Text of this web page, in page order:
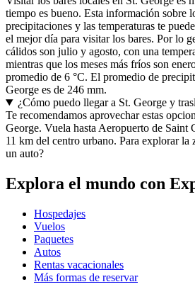
tiempo es bueno. Esta información sobre
precipitaciones y las temperaturas te
el mejor día para visitar los bares. Por lo
cálidos son julio y agosto, con una
mientras que los meses más fríos son
promedio de 6 °C. El promedio de
George es de 246 mm.
¿Cómo puedo llegar a St. George y
Te recomendamos aprovechar estas
George. Vuela hasta Aeropuerto de Saint
11 km del centro urbano. Para explorar la
un auto?
Explora el mundo con
Hospedajes
Vuelos
Paquetes
Autos
Rentas vacacionales
Más formas de reservar